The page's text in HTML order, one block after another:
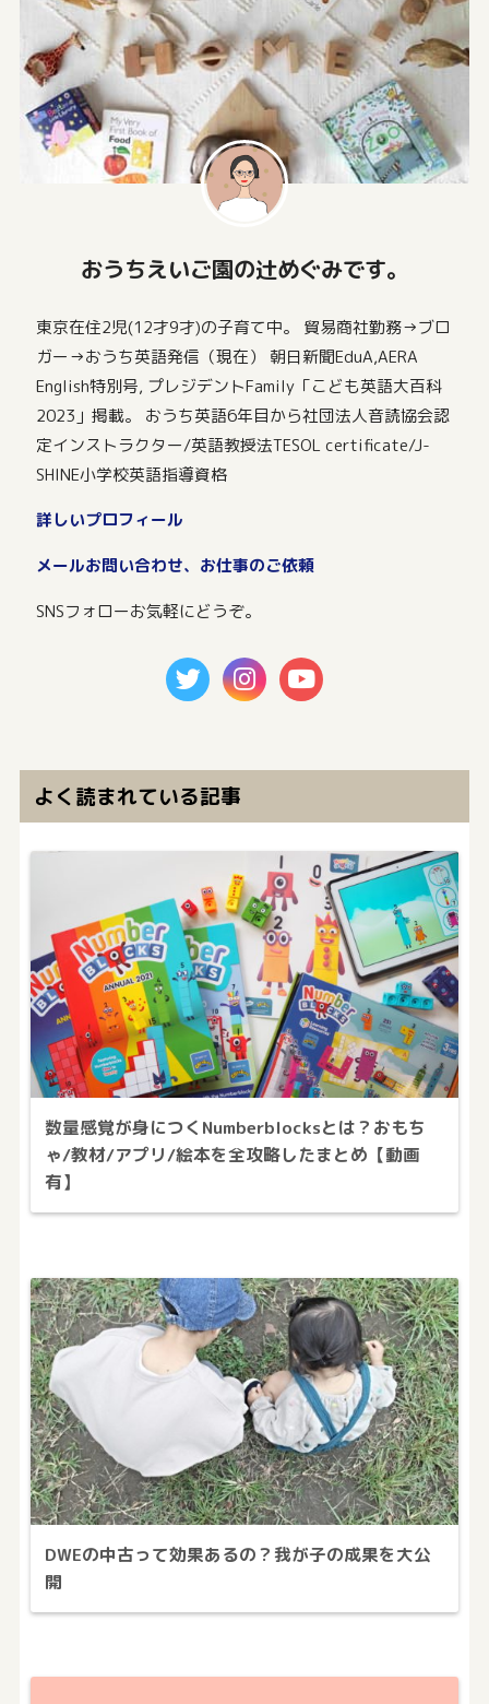
おうちえいご園の辻めぐみです。
東京在住2児(12才9才)の子育て中。 貿易商社勤務→ブロ
ガー→おうち英語発信（現在） 朝日新聞EduA,AERA
English特別号, プレジデントFamily「こども英語大百科
2023」掲載。 おうち英語6年目から社団法人音読協会認
定インストラクター/英語教授法TESOL certificate/J-
SHINE小学校英語指導資格
詳しいプロフィール
メールお問い合わせ、お仕事のご依頼
SNSフォローお気軽にどうぞ。
よく読まれている記事
数量感覚が身につくNumberblocksとは？おもち
ゃ/教材/アプリ/絵本を全攻略したまとめ【動画
有】
DWEの中古って効果あるの？我が子の成果を大公
開